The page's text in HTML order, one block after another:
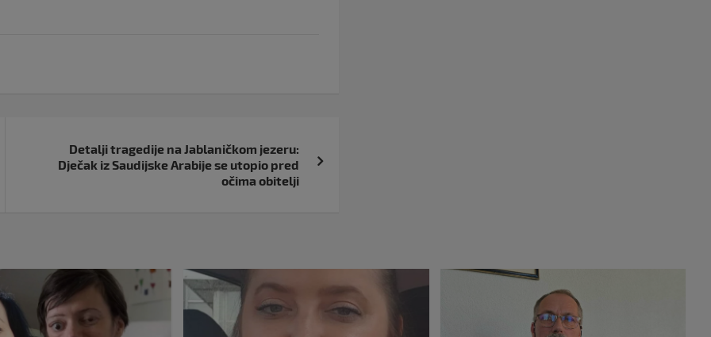
Detalji tragedije na Jablaničkom jezeru:
Dječak iz Saudijske Arabije se utopio pred
očima obitelji